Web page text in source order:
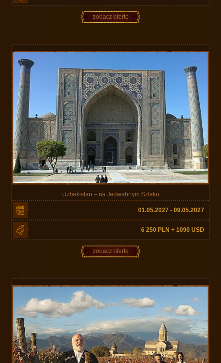
zobacz ofertę
Uzbekistan – na Jedwabnym Szlaku
01.05.2027 - 09.05.2027
6 250 PLN + 1090 USD
zobacz ofertę